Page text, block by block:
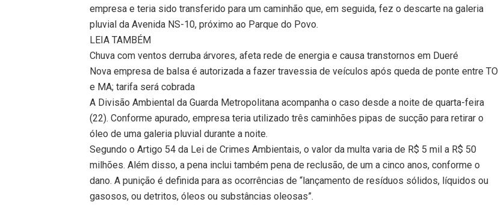
empresa e teria sido transferido para um caminhão que, em seguida, fez o descarte na galeria
pluvial da Avenida NS-10, próximo ao Parque do Povo.
LEIA TAMBÉM
Chuva com ventos derruba árvores, afeta rede de energia e causa transtornos em Dueré
Nova empresa de balsa é autorizada a fazer travessia de veículos após queda de ponte entre TO
e MA; tarifa será cobrada
A Divisão Ambiental da Guarda Metropolitana acompanha o caso desde a noite de quarta-feira
(22). Conforme apurado, empresa teria utilizado três caminhões pipas de sucção para retirar o
óleo de uma galeria pluvial durante a noite.
Segundo o Artigo 54 da Lei de Crimes Ambientais, o valor da multa varia de R$ 5 mil a R$ 50
milhões. Além disso, a pena inclui também pena de reclusão, de um a cinco anos, conforme o
dano. A punição é definida para as ocorrências de “lançamento de resíduos sólidos, líquidos ou
gasosos, ou detritos, óleos ou substâncias oleosas”.